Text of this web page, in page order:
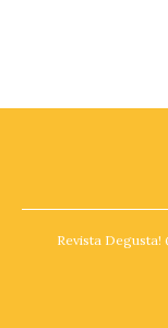
Revista Degusta!